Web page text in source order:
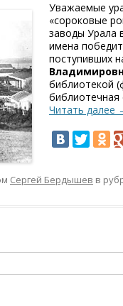
Уважаемые
«сороковые
заводы Урала
имена
поступивших
библиотекой
библиотечная
Читать далее
Сергей Бердышев в